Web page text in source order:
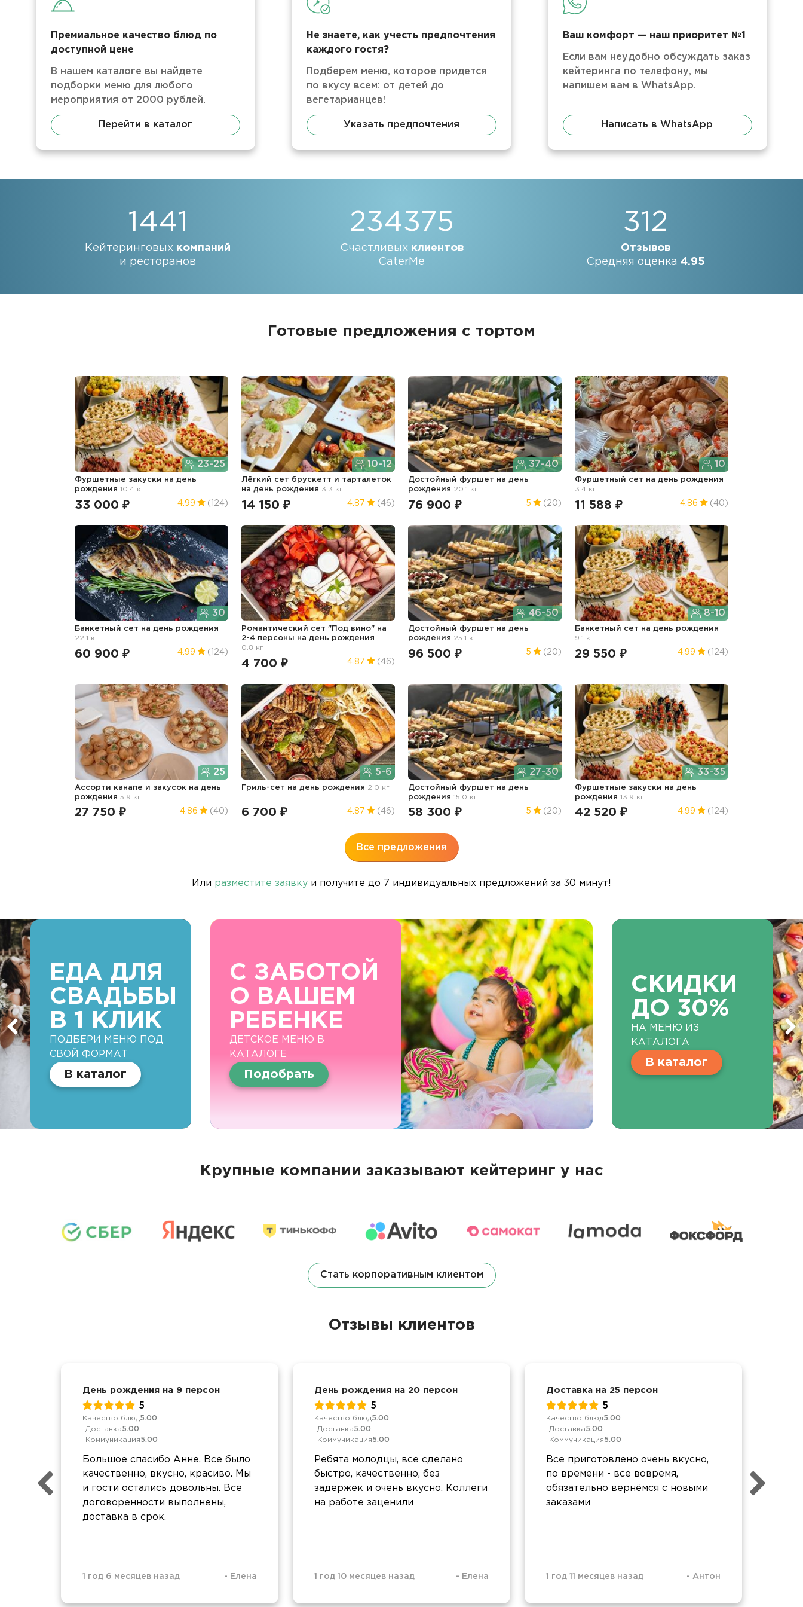
Премиальное качество блюд по
доступной цене
В нашем каталоге вы найдете
подборки меню для любого
мероприятия от 2000 рублей.
Перейти в каталог
Не знаете, как учесть предпочтения
каждого гостя?
Подберем меню, которое придется
по вкусу всем: от детей до
вегетарианцев!
Указать предпочтения
Ваш комфорт — наш приоритет №1
Если вам неудобно обсуждать заказ
кейтеринга по телефону, мы
напишем вам в WhatsApp.
Написать в WhatsApp
1441
Кейтеринговых компаний
и ресторанов
234375
Счастливых клиентов
CaterMe
312
Отзывов
Средняя оценка 4.95
Готовые предложения с тортом
23-25
Фуршетные закуски на день
рождения 10.4 кг
33 000 ₽ 4.99 (124)
10-12
Лёгкий сет брускетт и тарталеток
на день рождения 3.3 кг
14 150 ₽ 4.87 (46)
37-40
Достойный фуршет на день
рождения 20.1 кг
76 900 ₽ 5 (20)
10
Фуршетный сет на день рождения
3.4 кг
11 588 ₽ 4.86 (40)
30
Банкетный сет
на день рождения
22.1 кг
60 900 ₽ 4.99 (124)
Романтический сет "Под вино" на
2-4 персоны
на день рождения
0.8 кг
4 700 ₽ 4.87 (46)
46-50
Достойный фуршет
на день
рождения
25.1 кг
96 500 ₽ 5 (20)
8-10
Банкетный сет
на день рождения
9.1 кг
29 550 ₽ 4.99 (124)
25
Ассорти канапе и закусок на день
рождения 5.9 кг
27 750 ₽ 4.86 (40)
5-6
Гриль-сет на день рождения 2.0 кг
6 700 ₽ 4.87 (46)
27-30
Достойный фуршет на день
рождения 15.0 кг
58 300 ₽ 5 (20)
33-35
Фуршетные закуски на день
рождения 13.9 кг
42 520 ₽ 4.99 (124)
Все предложения
Или разместите заявку и получите до 7 индивидуальных предложений за 30 минут!
ЕДА ДЛЯ
СВАДЬБЫ
В 1 КЛИК
ПОДБЕРИ МЕНЮ ПОД
СВОЙ ФОРМАТ
В каталог
С ЗАБОТОЙ
О ВАШЕМ
РЕБЕНКЕ
ДЕТСКОЕ МЕНЮ В
КАТАЛОГЕ
Подобрать
СКИДКИ
ДО 30%
НА МЕНЮ ИЗ
КАТАЛОГА
В каталог
Крупные компании заказывают кейтеринг у нас
Стать корпоративным клиентом
Отзывы клиентов
День рождения на 9 персон
5
Качество блюд5.00
Доставка5.00
Коммуникация5.00
Большое спасибо Анне. Все было
качественно, вкусно, красиво. Мы
и гости остались довольны. Все
договоренности выполнены,
доставка в срок.
1 год 6 месяцев назад - Елена
День рождения на 20 персон
5
Качество блюд5.00
Доставка5.00
Коммуникация5.00
Ребята молодцы, все сделано
быстро, качественно, без
задержек и очень вкусно. Коллеги
на работе заценили
1 год 10 месяцев назад - Елена
Доставка на 25 персон
5
Качество блюд5.00
Доставка5.00
Коммуникация5.00
Все приготовлено очень вкусно,
по времени - все вовремя,
обязательно вернёмся с новыми
заказами
1 год 11 месяцев назад - Антон